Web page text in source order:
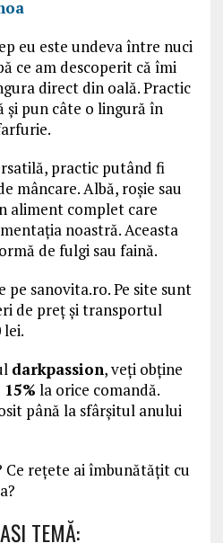
eu este undeva între nuci
ce am descoperit că îmi
direct din oală. Practic
și pun câte o lingură în
practic putând fi
mâncare. Albă, roșie sau
aliment complet care
noastră. Aceasta
de fulgi sau faină.
pe sanovita.ro. Pe site sunt
de preț și transportul
lei.
darkpassion, veți obține
la orice comandă.
până la sfârșitul anului
Ce rețete ai îmbunătățit cu
TEMĂ: